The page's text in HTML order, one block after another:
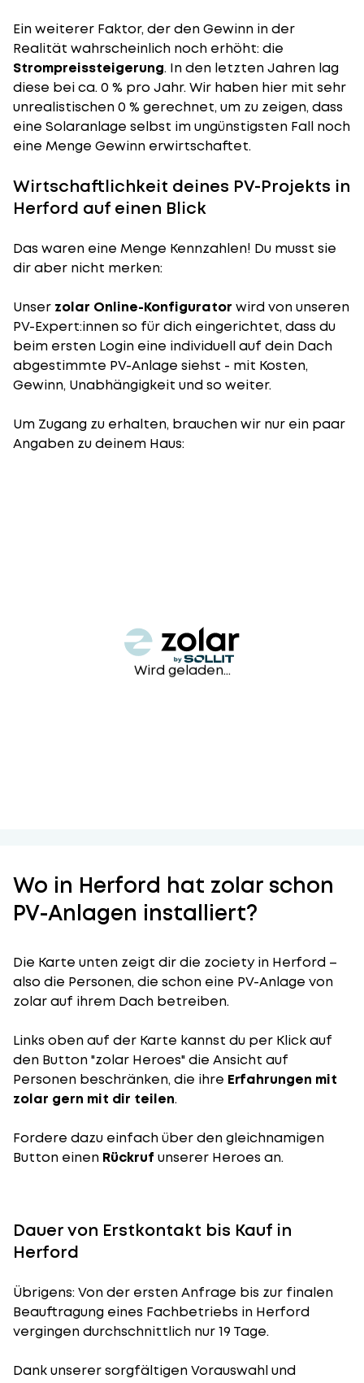
Ein weiterer Faktor, der den Gewinn in der
Realität wahrscheinlich noch erhöht: die
Strompreissteigerung. In den letzten Jahren lag
diese bei ca. 0 % pro Jahr. Wir haben hier mit sehr
unrealistischen 0 % gerechnet, um zu zeigen, dass
eine Solaranlage selbst im ungünstigsten Fall noch
eine Menge Gewinn erwirtschaftet.
Wirtschaftlichkeit deines PV-Projekts in
Herford auf einen Blick
Das waren eine Menge Kennzahlen! Du musst sie
dir aber nicht merken:
Unser zolar Online-Konfigurator wird von unseren
PV-Expert:innen so für dich eingerichtet, dass du
beim ersten Login eine individuell auf dein Dach
abgestimmte PV-Anlage siehst - mit Kosten,
Gewinn, Unabhängigkeit und so weiter.
Um Zugang zu erhalten, brauchen wir nur ein paar
Angaben zu deinem Haus:
Wird geladen...
Wo in Herford hat zolar schon
PV-Anlagen installiert?
Die Karte unten zeigt dir die zociety in Herford –
also die Personen, die schon eine PV-Anlage von
zolar auf ihrem Dach betreiben.
Links oben auf der Karte kannst du per Klick auf
den Button "zolar Heroes" die Ansicht auf
Personen beschränken, die ihre Erfahrungen mit
zolar gern mit dir teilen.
Fordere dazu einfach über den gleichnamigen
Button einen Rückruf unserer Heroes an.
Dauer von Erstkontakt bis Kauf in
Herford
Übrigens: Von der ersten Anfrage bis zur finalen
Beauftragung eines Fachbetriebs in Herford
vergingen durchschnittlich nur 19 Tage.
Dank unserer sorgfältigen Vorauswahl und